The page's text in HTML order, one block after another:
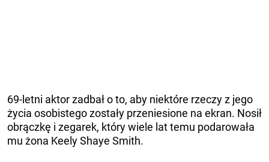
69-letni aktor zadbał o to, aby niektóre rzeczy z jego
życia osobistego zostały przeniesione na ekran. Nosił
obrączkę i zegarek, który wiele lat temu podarowała
mu żona Keely Shaye Smith.